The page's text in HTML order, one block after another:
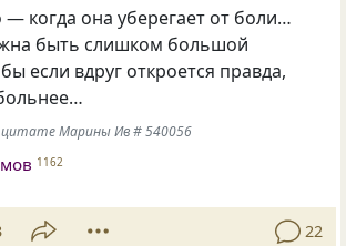
когда она уберегает от боли…
быть слишком большой
если вдруг откроется правда,
цитате Марины Ив # 540056
1162
22